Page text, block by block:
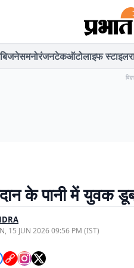
बिजनेसमनोरंजनटेकऑटोलाइफ स्टाइल
के पानी में युवक
15 JUN 2026 09:56 PM (IST)